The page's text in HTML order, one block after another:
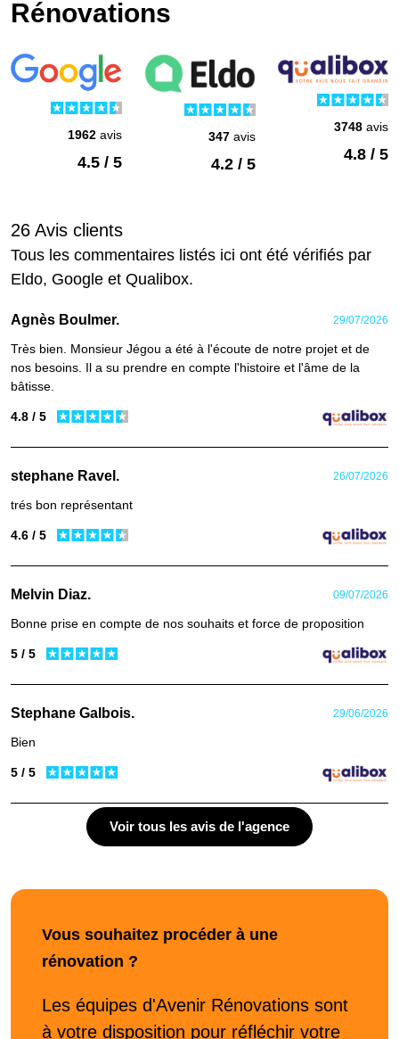
Rénovations
1962 avis
4.5 / 5
347avis
4.2 / 5
3748avis
4.8 / 5
26 Avis clients
Tous les commentaires listés ici ont été vérifiés par
Eldo, Google et Qualibox.
Agnès Boulmer. 29/07/2026
Très bien. Monsieur Jégou a été à l'écoute de notre projet et de
nos besoins. Il a su prendre en compte l'histoire et l'âme de la
bâtisse.
4.8 / 5
stephane Ravel. 26/07/2026
trés bon représentant
4.6 / 5
Melvin Diaz. 09/07/2026
Bonne prise en compte de nos souhaits et force de proposition
5 / 5
Stephane Galbois. 29/06/2026
Bien
5 / 5
Voir tous les avis de l'agence
Vous souhaitez procéder à une
rénovation ?
Les équipes d'Avenir Rénovations sont
à votre disposition pour réfléchir votre